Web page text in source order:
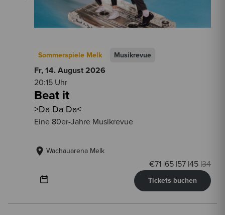
Sommerspiele Melk Musikrevue
Fr, 14. August 2026
20:15 Uhr
Beat it
>Da Da Da<
Eine 80er-Jahre Musikrevue
Wachauarena Melk
Tickets buchen
€71 |65 |57 |45 |34